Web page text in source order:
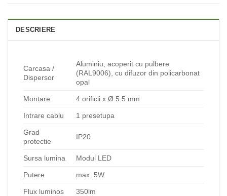
DESCRIERE
Carcasa /
Dispersor
Aluminiu, acoperit cu pulbere
(RAL9006), cu difuzor din policarbonat
opal
Montare 4 orificii x Ø 5.5 mm
Intrare cablu 1 presetupa
Grad
protectie
IP20
Sursa lumina Modul LED
Putere max. 5W
Flux luminos 350lm